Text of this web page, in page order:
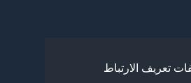
تعريف الارتباط
مقدمة عن شبكة شام